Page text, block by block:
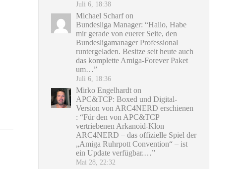
Juli 6, 18:38
Michael Scharfon
Bundesliga Manager: “Hallo, Habe
mir gerade von euerer Seite, den
Bundesligamanager Professional
runtergeladen. Besitze seit heute auch
das komplette Amiga-Forever Paket
um…”
Juli 6, 18:36
Mirko Engelhardt on
APC&TCP: Boxed und Digital-
Version von ARC4NERD erschienen
: “Für den von APC&TCP
vertriebenen Arkanoid-Klon
ARC4NERD – das offizielle Spiel der
„Amiga Ruhrpott Convention“ – ist
ein Update verfügbar.…”
Mai 28, 22:32